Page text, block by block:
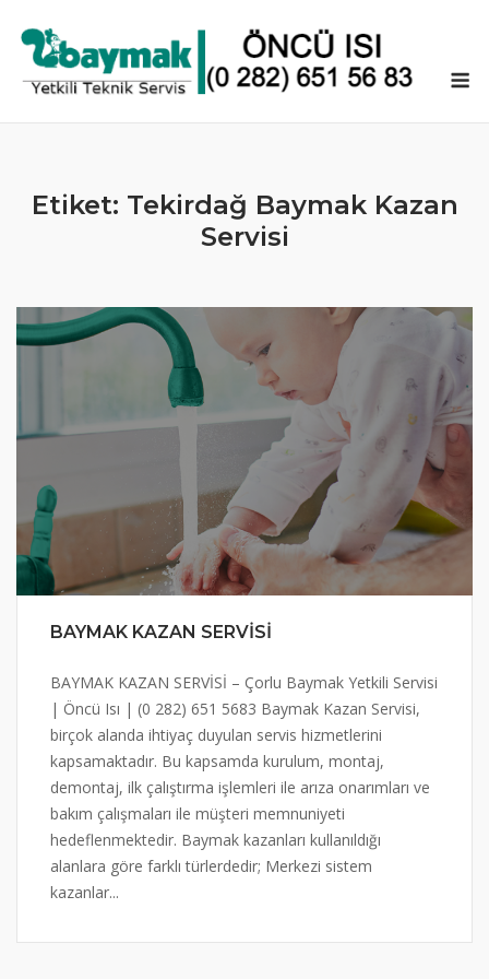
content
Etiket: Tekirdağ Baymak Kazan
Servisi
BAYMAK KAZAN SERVİSİ
BAYMAK KAZAN SERVİSİ – Çorlu Baymak Yetkili Servisi
| Öncü Isı | (0 282) 651 5683 Baymak Kazan Servisi,
birçok alanda ihtiyaç duyulan servis hizmetlerini
kapsamaktadır. Bu kapsamda kurulum, montaj,
demontaj, ilk çalıştırma işlemleri ile arıza onarımları ve
bakım çalışmaları ile müşteri memnuniyeti
hedeflenmektedir. Baymak kazanları kullanıldığı
alanlara göre farklı türlerdedir; Merkezi sistem
kazanlar...